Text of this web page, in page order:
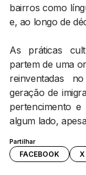
Partilhar
FACEBOOK X
bairros como
e, ao longo de
As práticas
partem de uma
reinventadas
geração de
pertencimento
algum lado,